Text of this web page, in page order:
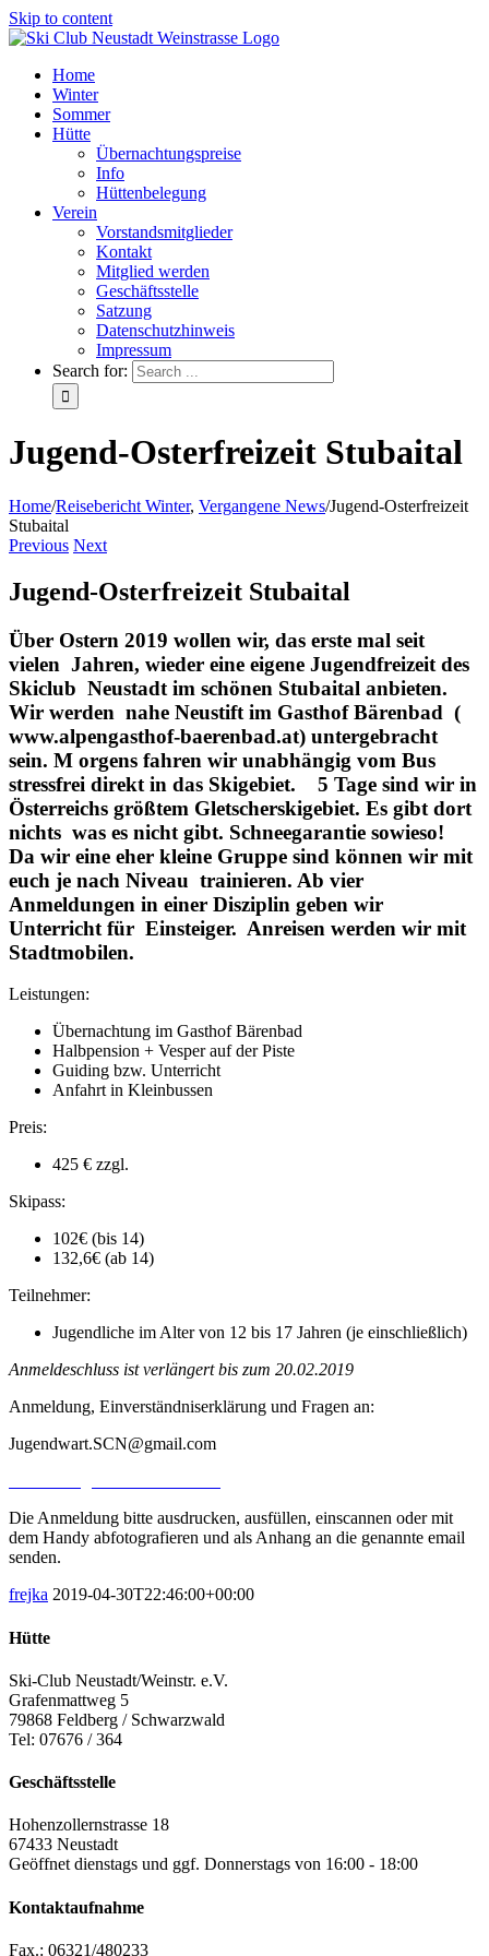
Skip to content
Home
Winter
Sommer
Hütte
Übernachtungspreise
Info
Hüttenbelegung
Verein
Vorstandsmitglieder
Kontakt
Mitglied werden
Geschäftsstelle
Satzung
Datenschutzhinweis
Impressum
Search for:
Jugend-Osterfreizeit Stubaital
Home/Reisebericht Winter, Vergangene News/Jugend-Osterfreizeit
Stubaital
Previous Next
Jugend-Osterfreizeit Stubaital
Über Ostern 2019 wollen wir, das erste mal seit
vielen Jahren, wieder eine eigene Jugendfreizeit des
Skiclub Neustadt im schönen Stubaital anbieten.
Wir werden nahe Neustift im Gasthof Bärenbad (​
www.alpengasthof-baerenbad.at​)​ ​untergebracht
sein. M orgens fahren wir unabhängig vom Bus
stressfrei direkt in das Skigebiet. 5 Tage sind wir in
Österreichs größtem Gletscherskigebiet. Es gibt dort
nichts was es nicht gibt. Schneegarantie sowieso!
Da wir eine eher kleine Gruppe sind können wir mit
euch je nach Niveau trainieren. Ab vier
Anmeldungen in einer Disziplin geben wir
Unterricht für Einsteiger. Anreisen werden wir mit
Stadtmobilen.
Leistungen:
Übernachtung im Gasthof Bärenbad
Halbpension + Vesper auf der Piste
Guiding bzw. Unterricht
Anfahrt in Kleinbussen
Preis:​
425 € zzgl.
Skipass:
102€ (bis 14)
132,6€ (ab 14)
Teilnehmer:
​Jugendliche im Alter von 12 bis 17 Jahren (je einschließlich)
Anmeldeschluss ist verlängert bis zum 20.02.2019
Anmeldung, Einverständniserklärung und Fragen an:
Jugendwart.SCN@gmail.com
Die Anmeldung bitte ausdrucken, ausfüllen, einscannen oder mit
dem Handy abfotografieren und als Anhang an die genannte email
senden.
frejka 2019-04-30T22:46:00+00:00
Hütte
Ski-Club Neustadt/Weinstr. e.V.
Grafenmattweg 5
79868 Feldberg / Schwarzwald
Tel: 07676 / 364
Geschäftsstelle
Hohenzollernstrasse 18
67433 Neustadt
Geöffnet dienstags und ggf. Donnerstags von 16:00 - 18:00
Kontaktaufnahme
Fax.: 06321/480233